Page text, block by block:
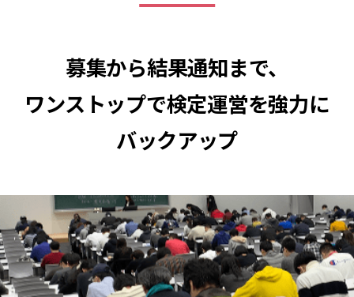
募集から結果通知まで、
ワンストップで検定運営を強力に
バックアップ